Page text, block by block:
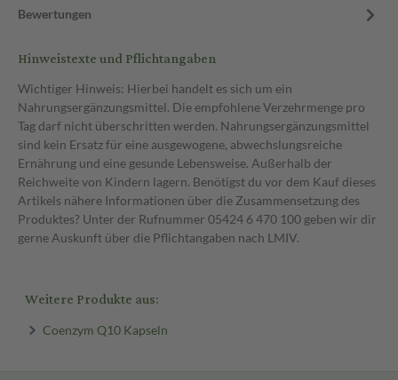
Bewertungen
Hinweistexte und Pflichtangaben
Wichtiger Hinweis: Hierbei handelt es sich um ein
Nahrungsergänzungsmittel. Die empfohlene Verzehrmenge pro
Tag darf nicht überschritten werden. Nahrungsergänzungsmittel
sind kein Ersatz für eine ausgewogene, abwechslungsreiche
Ernährung und eine gesunde Lebensweise. Außerhalb der
Reichweite von Kindern lagern. Benötigst du vor dem Kauf dieses
Artikels nähere Informationen über die Zusammensetzung des
Produktes? Unter der Rufnummer 05424 6 470 100 geben wir dir
gerne Auskunft über die Pflichtangaben nach LMIV.
Weitere Produkte aus:
Coenzym Q10 Kapseln